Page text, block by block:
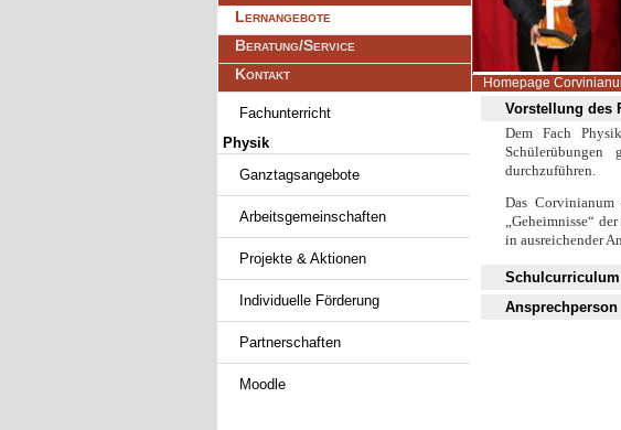
Lernangebote
Beratung/Service
Kontakt
Homepage
Vorstellung des
Dem Fach
Schülerübungen
durchzuführen.
Das Corvinianum
„Geheimnisse“
in ausreichender
Schulcurriculum
Ansprechperson
überspringen
Fachunterricht
Physik
Ganztagsangebote
Arbeitsgemeinschaften
Projekte & Aktionen
Individuelle Förderung
Partnerschaften
Moodle